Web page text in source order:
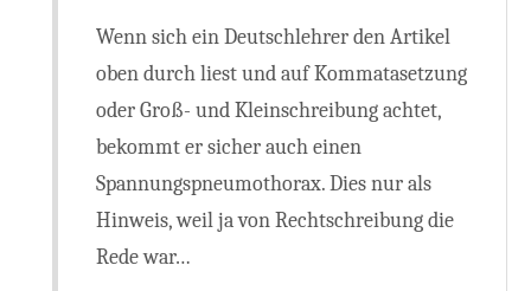
Wenn sich ein Deutschlehrer den Artikel
oben durch liest und auf Kommatasetzung
oder Groß- und Kleinschreibung achtet,
bekommt er sicher auch einen
Spannungspneumothorax. Dies nur als
Hinweis, weil ja von Rechtschreibung die
Rede war…